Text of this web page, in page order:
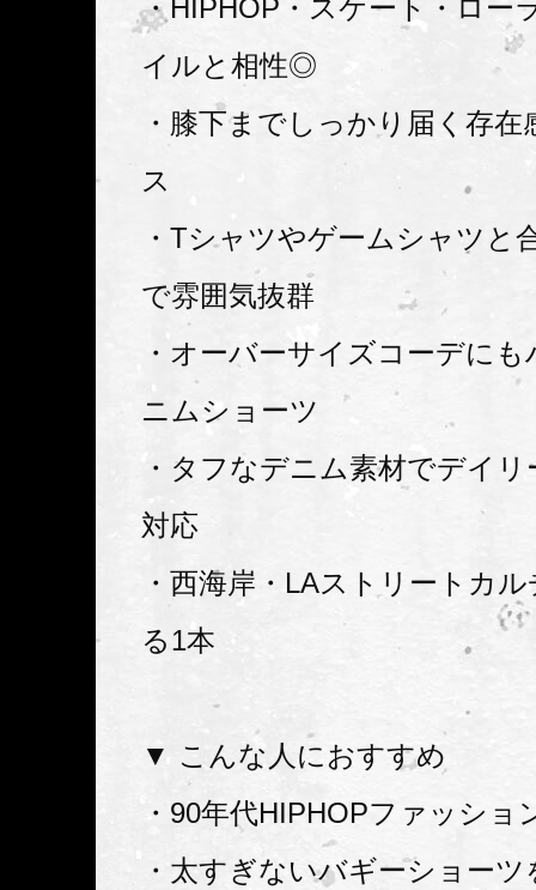
・HIPHOP・スケート・ロー
イルと相性◎
・膝下までしっかり届く存
ス
・Tシャツやゲームシャツと
で雰囲気抜群
・オーバーサイズコーデに
ニムショーツ
・タフなデニム素材でデイ
対応
・西海岸・LAストリートカ
る1本
▼ こんな人におすすめ
・90年代HIPHOPファッショ
・太すぎないバギーショー